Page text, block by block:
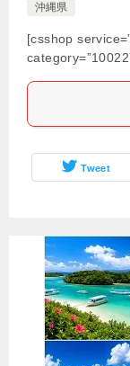
沖縄県
[csshop
Tweet